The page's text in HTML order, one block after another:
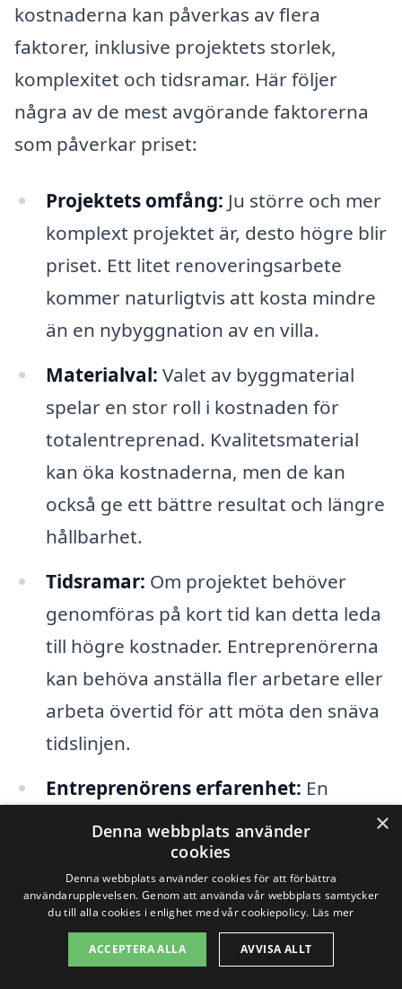
kostnaderna kan påverkas av flera
faktorer, inklusive projektets storlek,
komplexitet och tidsramar. Här följer
några av de mest avgörande faktorerna
som påverkar priset:
Projektets omfång: Ju större och mer
komplext projektet är, desto högre blir
priset. Ett litet renoveringsarbete
kommer naturligtvis att kosta mindre
än en nybyggnation av en villa.
Materialval: Valet av byggmaterial
spelar en stor roll i kostnaden för
totalentreprenad. Kvalitetsmaterial
kan öka kostnaderna, men de kan
också ge ett bättre resultat och längre
hållbarhet.
Tidsramar: Om projektet behöver
genomföras på kort tid kan detta leda
till högre kostnader. Entreprenörerna
kan behöva anställa fler arbetare eller
arbeta övertid för att möta den snäva
tidslinjen.
Entreprenörens erfarenhet: En
etablerad entreprenör med gott rykte
kan ta ut högre priser än en ny aktör,
men detta kan också bli en investering
i kvalitet och pålitlighet.
För att få ett rättvist och
×
Denna webbplats använder
cookies
Denna webbplats använder cookies för att förbättra
användarupplevelsen. Genom att använda vår webbplats samtycker
du till alla cookies i enlighet med vår cookiepolicy. Läs mer
ACCEPTERA ALLA AVVISA ALLT